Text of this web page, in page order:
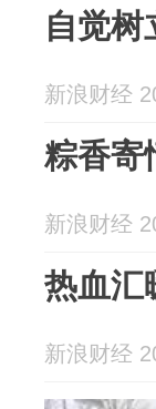
自觉
新浪财经
粽香寄
新浪财经
热血汇
新浪财经